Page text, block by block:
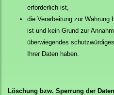
erforderlich ist,
die Verarbeitung zur Wahrung
ist und kein Grund zur
überwiegendes
Ihrer Daten haben.
Löschung bzw. Sperrung der Daten